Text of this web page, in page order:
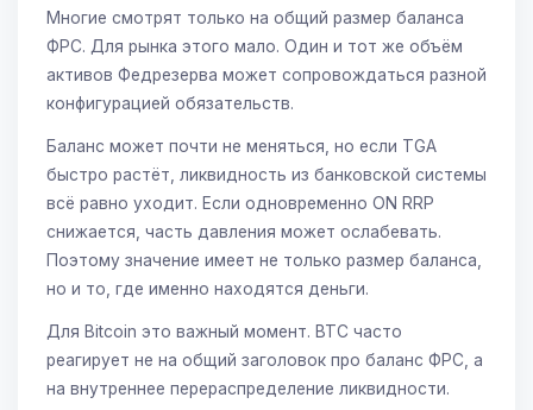
Многие смотрят только на общий размер баланса
ФРС. Для рынка этого мало. Один и тот же объём
активов Федрезерва может сопровождаться разной
конфигурацией обязательств.
Баланс может почти не меняться, но если TGA
быстро растёт, ликвидность из банковской системы
всё равно уходит. Если одновременно ON RRP
снижается, часть давления может ослабевать.
Поэтому значение имеет не только размер баланса,
но и то, где именно находятся деньги.
Для Bitcoin это важный момент. BTC часто
реагирует не на общий заголовок про баланс ФРС, а
на внутреннее перераспределение ликвидности.